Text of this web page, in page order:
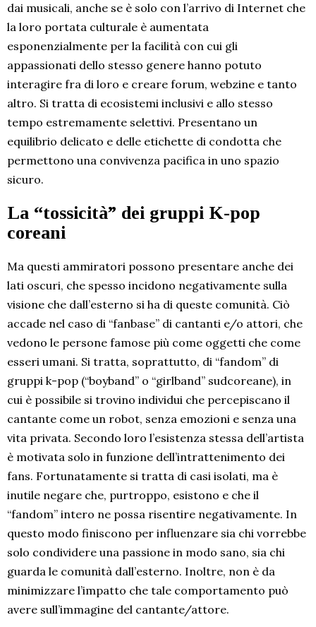
dai musicali, anche se è solo con l’arrivo di Internet che
la loro portata culturale è aumentata
esponenzialmente per la facilità con cui gli
appassionati dello stesso genere hanno potuto
interagire fra di loro e creare forum, webzine e tanto
altro. Si tratta di ecosistemi inclusivi e allo stesso
tempo estremamente selettivi. Presentano un
equilibrio delicato e delle etichette di condotta che
permettono una convivenza pacifica in uno spazio
sicuro.
La “tossicità” dei gruppi K-pop
coreani
Ma questi ammiratori possono presentare anche dei
lati oscuri, che spesso incidono negativamente sulla
visione che dall’esterno si ha di queste comunità. Ciò
accade nel caso di “fanbase” di cantanti e/o attori, che
vedono le persone famose più come oggetti che come
esseri umani. Si tratta, soprattutto, di “fandom” di
gruppi k-pop (“boyband” o “girlband” sudcoreane), in
cui è possibile si trovino individui che percepiscano il
cantante come un robot, senza emozioni e senza una
vita privata. Secondo loro l’esistenza stessa dell’artista
è motivata solo in funzione dell’intrattenimento dei
fans. Fortunatamente si tratta di casi isolati, ma è
inutile negare che, purtroppo, esistono e che il
“fandom” intero ne possa risentire negativamente. In
questo modo finiscono per influenzare sia chi vorrebbe
solo condividere una passione in modo sano, sia chi
guarda le comunità dall’esterno. Inoltre, non è da
minimizzare l’impatto che tale comportamento può
avere sull’immagine del cantante/attore.